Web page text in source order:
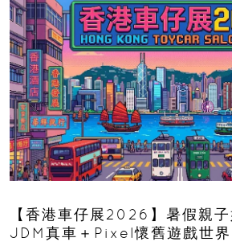
【香港車仔展2026】暑假親子
JDM真車＋Pixel懷舊遊戲世界